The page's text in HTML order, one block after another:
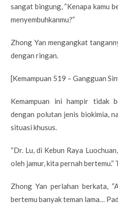
sangat bingung, “Kenapa kamu
menyembuhkanmu?”
Zhong Yan mengangkat
dengan ringan.
[Kemampuan 519 – Gangguan
Kemampuan ini hampir tidak
dengan polutan jenis biokimia,
situasi khusus.
“Dr. Lu, di Kebun Raya
oleh jamur, kita pernah bertemu.”
Zhong Yan perlahan berkata,
bertemu banyak teman lama…